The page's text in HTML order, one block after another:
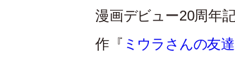
漫画デビュー20周年
作『 ミウラさんの友達